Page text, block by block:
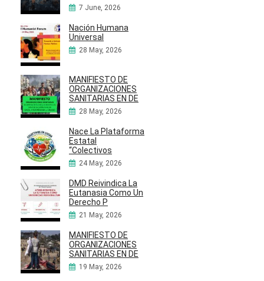
7 June, 2026
Nación Humana
Universal
28 May, 2026
MANIFIESTO DE
ORGANIZACIONES
SANITARIAS EN DE
28 May, 2026
Nace La Plataforma
Estatal
“Colectivos
24 May, 2026
DMD Reivindica La
Eutanasia Como Un
Derecho P
21 May, 2026
MANIFIESTO DE
ORGANIZACIONES
SANITARIAS EN DE
19 May, 2026